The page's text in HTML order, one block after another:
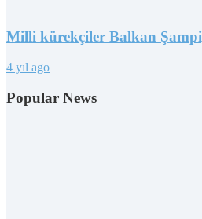
Milli kürekçiler Balkan
4 yıl ago
Popular News